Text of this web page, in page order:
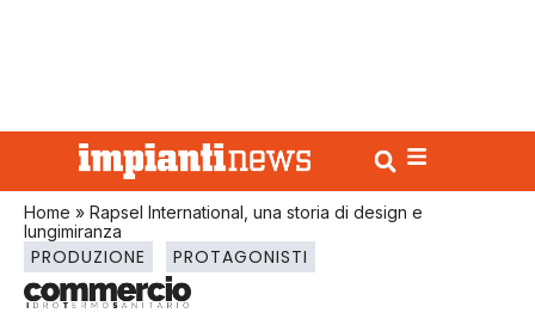
Home » Rapsel International, una storia di design e
lungimiranza
PRODUZIONE PROTAGONISTI